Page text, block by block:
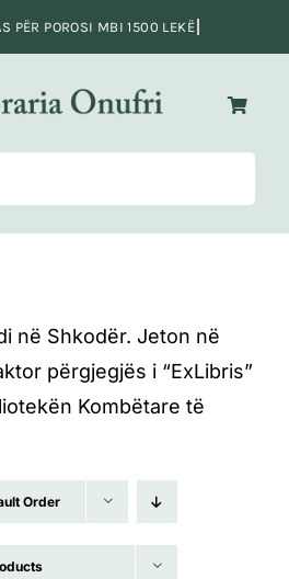
Jo-Fiksion
e të rinj
Fëmijë
Anglisht
në Shkodër. Jeton në
përgjegjës i “ExLibris”
Kombëtare të
Order